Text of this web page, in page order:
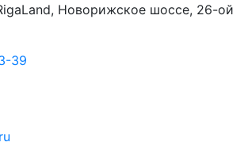
Новорижское шоссе, 26-ой
39